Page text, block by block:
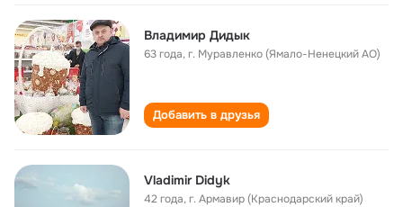
Владимир Дидык
63 года,г. Муравленко (Ямало-Ненецкий АО)
Добавить в друзья
Vladimir Didyk
42 года,г. Армавир (Краснодарский край)